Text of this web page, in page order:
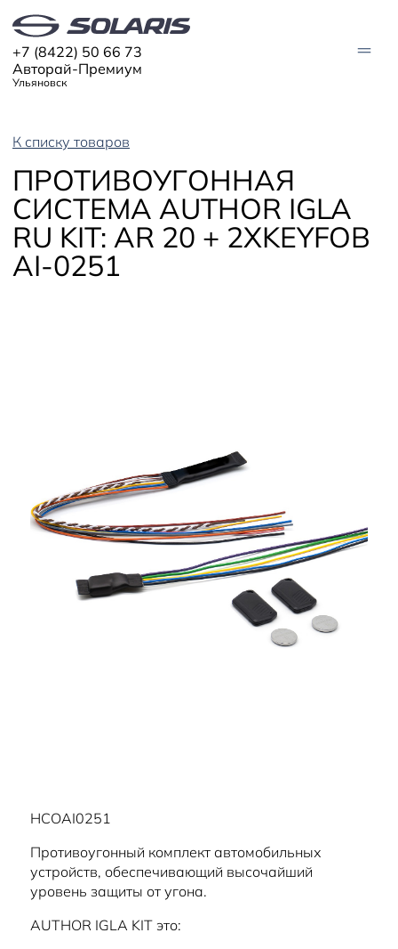
Авторай-Премиум
Ульяновск
+7 (8422) 50 66 73
МОДЕЛИ
Solaris HC
Solaris KRX
Solaris KRS
ЦИФРОВОЙ АВТОМОБИЛЬ
К списку товаров
ПРОТИВОУГОННАЯ
СИСТЕМА AUTHOR IGLA
RU KIT: AR 20 + 2XKEYFOB
AI-0251
HCOAI0251
Противоугонный комплект автомобильных
устройств, обеспечивающий высочайший
уровень защиты от угона.
AUTHOR IGLA KIT это: